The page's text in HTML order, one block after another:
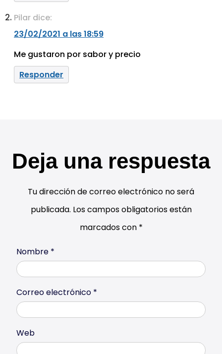
Pilar dice:
23/02/2021 a las 18:59
Me gustaron por sabor y precio
Responder
Deja una respuesta
Tu dirección de correo electrónico no será
publicada. Los campos obligatorios están
marcados con *
Nombre *
Correo electrónico *
Web